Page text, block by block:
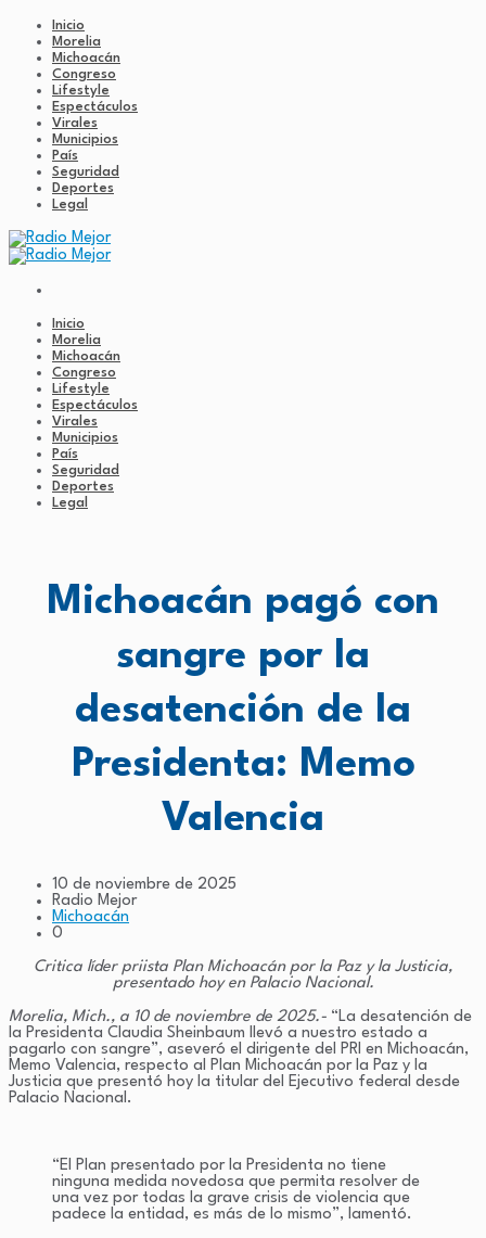
Inicio
Morelia
Michoacán
Congreso
Lifestyle
Espectáculos
Virales
Municipios
País
Seguridad
Deportes
Legal
Inicio
Morelia
Michoacán
Congreso
Lifestyle
Espectáculos
Virales
Municipios
País
Seguridad
Deportes
Legal
Michoacán pagó con
sangre por la
desatención de la
Presidenta: Memo
Valencia
10 de noviembre de 2025
Radio Mejor
Michoacán
0
Critica líder priista Plan Michoacán por la Paz y la Justicia,
presentado hoy en Palacio Nacional.
Morelia, Mich., a 10 de noviembre de 2025.- “La desatención de
la Presidenta Claudia Sheinbaum llevó a nuestro estado a
pagarlo con sangre”, aseveró el dirigente del PRI en Michoacán,
Memo Valencia, respecto al Plan Michoacán por la Paz y la
Justicia que presentó hoy la titular del Ejecutivo federal desde
Palacio Nacional.
“El Plan presentado por la Presidenta no tiene
ninguna medida novedosa que permita resolver de
una vez por todas la grave crisis de violencia que
padece la entidad, es más de lo mismo”, lamentó.